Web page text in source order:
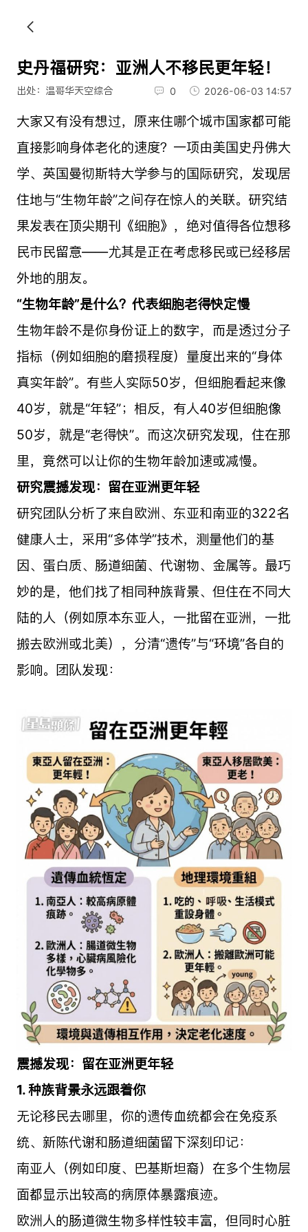
史丹福研究：亚洲人不移民更年轻！
出处：温哥华天空综合 0 2026-06-03 14:57
大家又有没有想过，原来住哪个城市国家都可能
直接影响身体老化的速度？一项由美国史丹佛大
学、英国曼彻斯特大学参与的国际研究，发现居
住地与“生物年龄”之间存在惊人的关联。研究结
果发表在顶尖期刊《细胞》，绝对值得各位想移
民市民留意——尤其是正在考虑移民或已经移居
外地的朋友。
“生物年龄”是什么？代表细胞老得快定慢
生物年龄不是你身份证上的数字，而是透过分子
指标（例如细胞的磨损程度）量度出来的“身体
真实年龄”。有些人实际50岁，但细胞看起来像
40岁，就是“年轻”；相反，有人40岁但细胞像
50岁，就是“老得快”。而这次研究发现，住在那
里，竟然可以让你的生物年龄加速或减慢。
研究震撼发现：留在亚洲更年轻
研究团队分析了来自欧洲、东亚和南亚的322名
健康人士，采用“多体学”技术，测量他们的基
因、蛋白质、肠道细菌、代谢物、金属等。最巧
妙的是，他们找了相同种族背景、但住在不同大
陆的人（例如原本东亚人，一批留在亚洲，一批
搬去欧洲或北美），分清“遗传”与“环境”各自的
影响。团队发现：
震撼发现：留在亚洲更年轻
1. 种族背景永远跟着你
无论移民去哪里，你的遗传血统都会在免疫系
统、新陈代谢和肠道细菌留下深刻印记：
南亚人（例如印度、巴基斯坦裔）在多个生物层
面都显示出较高的病原体暴露痕迹。
欧洲人的肠道微生物多样性较丰富，但同时心脏